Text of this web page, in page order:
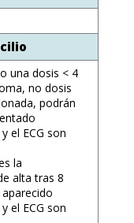
una dosis < 4
no dosis
podrán
el ECG son
la
alta tras 8
el ECG son